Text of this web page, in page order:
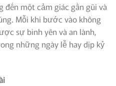
đến một cảm giác gần gũi và
Mỗi khi bước vào không
sự bình yên và an lành,
những ngày lễ hay dịp kỷ